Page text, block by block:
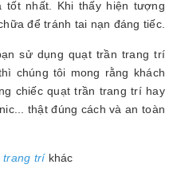
tốt nhất. Khi thấy hiện tượng
để tránh tai nạn đáng tiếc.
sử dụng quạt trần trang trí
chúng tôi mong rằng khách
chiếc quạt trần trang trí hay
thật đúng cách và an toàn
trang tríkhác